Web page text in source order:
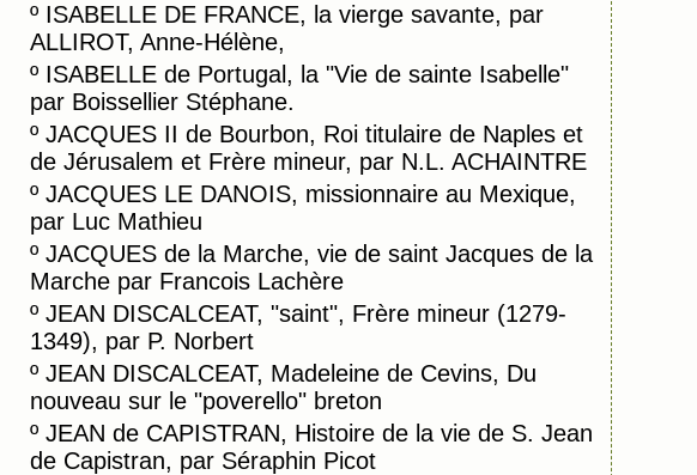
º ISABELLE DE FRANCE, la vierge savante, par
ALLIROT, Anne-Hélène,
º ISABELLE de Portugal, la "Vie de sainte Isabelle"
par Boissellier Stéphane.
º JACQUES II de Bourbon, Roi titulaire de Naples et
de Jérusalem et Frère mineur, par N.L. ACHAINTRE
º JACQUES LE DANOIS, missionnaire au Mexique,
par Luc Mathieu
º JACQUES de la Marche, vie de saint Jacques de la
Marche par Francois Lachère
º JEAN DISCALCEAT, "saint", Frère mineur (1279-
1349), par P. Norbert
º JEAN DISCALCEAT, Madeleine de Cevins, Du
nouveau sur le "poverello" breton
º JEAN de CAPISTRAN, Histoire de la vie de S. Jean
de Capistran, par Séraphin Picot